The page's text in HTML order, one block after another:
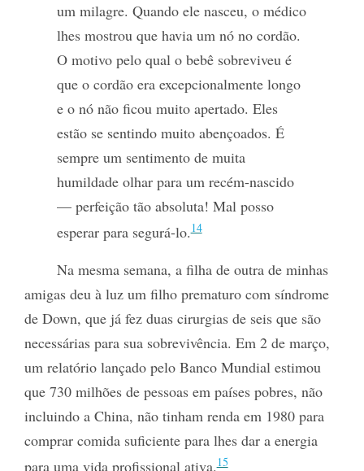
um milagre. Quando ele nasceu, o médico
lhes mostrou que havia um nó no cordão.
O motivo pelo qual o bebê sobreviveu é
que o cordão era excepcionalmente longo
e o nó não ficou muito apertado. Eles
estão se sentindo muito abençoados. É
sempre um sentimento de muita
humildade olhar para um recém-nascido
— perfeição tão absoluta! Mal posso
esperar para segurá-lo.14
Na mesma semana, a filha de outra de minhas
amigas deu à luz um filho prematuro com síndrome
de Down, que já fez duas cirurgias de seis que são
necessárias para sua sobrevivência. Em 2 de março,
um relatório lançado pelo Banco Mundial estimou
que 730 milhões de pessoas em países pobres, não
incluindo a China, não tinham renda em 1980 para
comprar comida suficiente para lhes dar a energia
para uma vida profissional ativa.15